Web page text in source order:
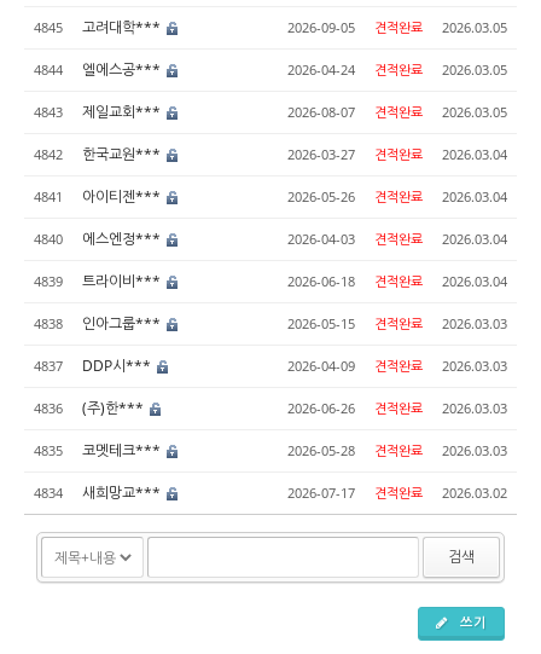
4845 고려대학*** 2026-09-05 견적완료 2026.03.05
4844 엘에스공*** 2026-04-24 견적완료 2026.03.05
4843 제일교회*** 2026-08-07 견적완료 2026.03.05
4842 한국교원*** 2026-03-27 견적완료 2026.03.04
4841 아이티젠*** 2026-05-26 견적완료 2026.03.04
4840 에스엔정*** 2026-04-03 견적완료 2026.03.04
4839 트라이비*** 2026-06-18 견적완료 2026.03.04
4838 인아그룹*** 2026-05-15 견적완료 2026.03.03
4837 DDP시*** 2026-04-09 견적완료 2026.03.03
4836 (주)한*** 2026-06-26 견적완료 2026.03.03
4835 코멧테크*** 2026-05-28 견적완료 2026.03.03
4834 새희망교*** 2026-07-17 견적완료 2026.03.02
검색
쓰기